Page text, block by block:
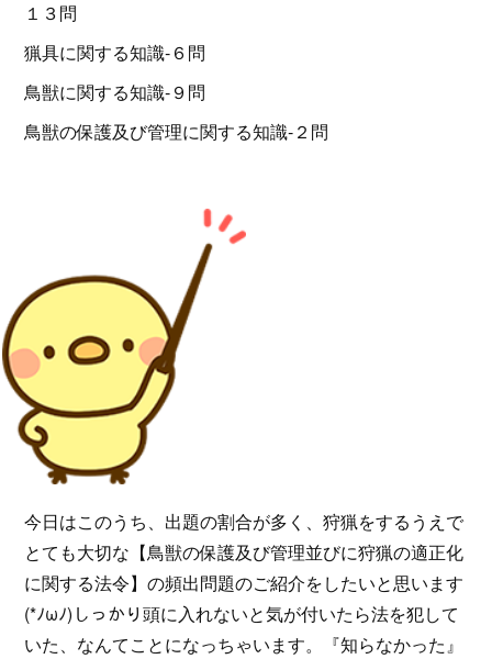
１３問
猟具に関する知識‐６問
鳥獣に関する知識‐９問
鳥獣の保護及び管理に関する知識‐２問
今日はこのうち、出題の割合が多く、狩猟をするうえで
とても大切な【鳥獣の保護及び管理並びに狩猟の適正化
に関する法令】の頻出問題のご紹介をしたいと思います
(*ﾉωﾉ)しっかり頭に入れないと気が付いたら法を犯して
いた、なんてことになっちゃいます。『知らなかった』